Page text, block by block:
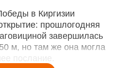
в Киргизии
прошлогодняя
завершилась
м, но там же она могла
послание.